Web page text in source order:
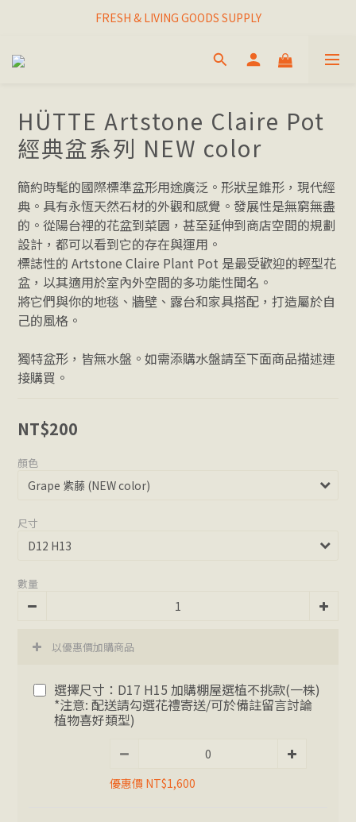
I THINK I FINALLY  FOUND MY SPIRIT PLANT
HÜTTE Artstone Claire Pot
經典盆系列 NEW color
簡約時髦的國際標準盆形用途廣泛。形狀呈錐形，現代經
典。具有永恆天然石材的外觀和感覺。發展性是無窮無盡
的。從陽台裡的花盆到菜園，甚至延伸到商店空間的規劃
設計，都可以看到它的存在與運用。
標誌性的 Artstone Claire Plant Pot 是最受歡迎的輕型花
盆，以其適用於室內外空間的多功能性聞名。
將它們與你的地毯、牆壁、露台和家具搭配，打造屬於自
己的風格。
獨特盆形，皆無水盤。如需添購水盤請至下面商品描述連
接購買。
NT$200
顏色
尺寸
數量
以優惠價加購商品
選擇尺寸：D17 H15 加購棚屋選植不挑款(一株)
*注意: 配送請勾選花禮寄送/可於備註留言討論
植物喜好類型)
優惠價 NT$1,600